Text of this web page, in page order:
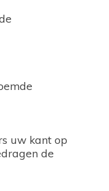
uw kant op
de